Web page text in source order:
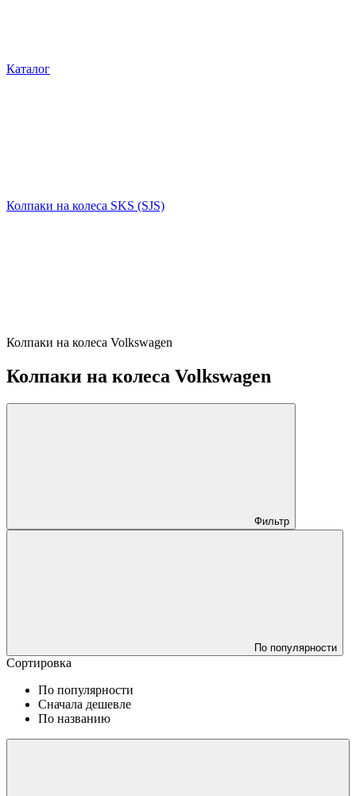
Каталог
Колпаки на колеса SKS (SJS)
Колпаки на колеса Volkswagen
Колпаки на колеса Volkswagen
Фильтр
По популярности
Сортировка
По популярности
Сначала дешевле
По названию